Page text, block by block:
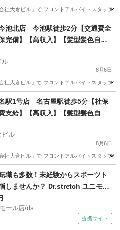
社大倉ビル」で フロントアルバイトスタッフ
フロント スタッフ
池北店 今池駅徒歩2分【交通費全
完備】【高収入】【髪型髪色自
】☆時給1,150円以上☆フロントス
方必見！
ル
8月6日
社大倉ビル」で フロントアルバイトスタッフ
駅1号店 名古屋駅徒歩5分【社保
支給】【高収入】【髪型髪色自
】☆時給1,150円以上☆フロントス
方必見！
ル
8月6日
社大倉ビル」で フロントアルバイトスタッフ
職も多数！未経験からスポーツト
しませんか？ Dr.stretch ユニモー
ツインストラクター
ール店/ds
提携サイト